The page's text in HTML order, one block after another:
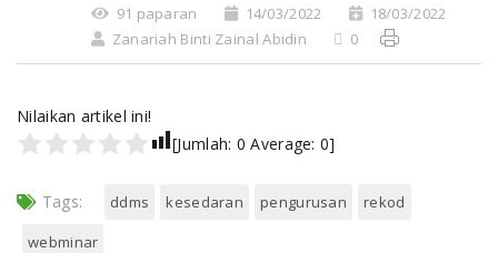
91 paparan 14/03/2022
18/03/2022
Zanariah Binti Zainal Abidin
0
Nilaikan artikel ini!
[Jumlah: 0 Average:0]
Tags: ddms kesedaran pengurusan
rekod
webminar